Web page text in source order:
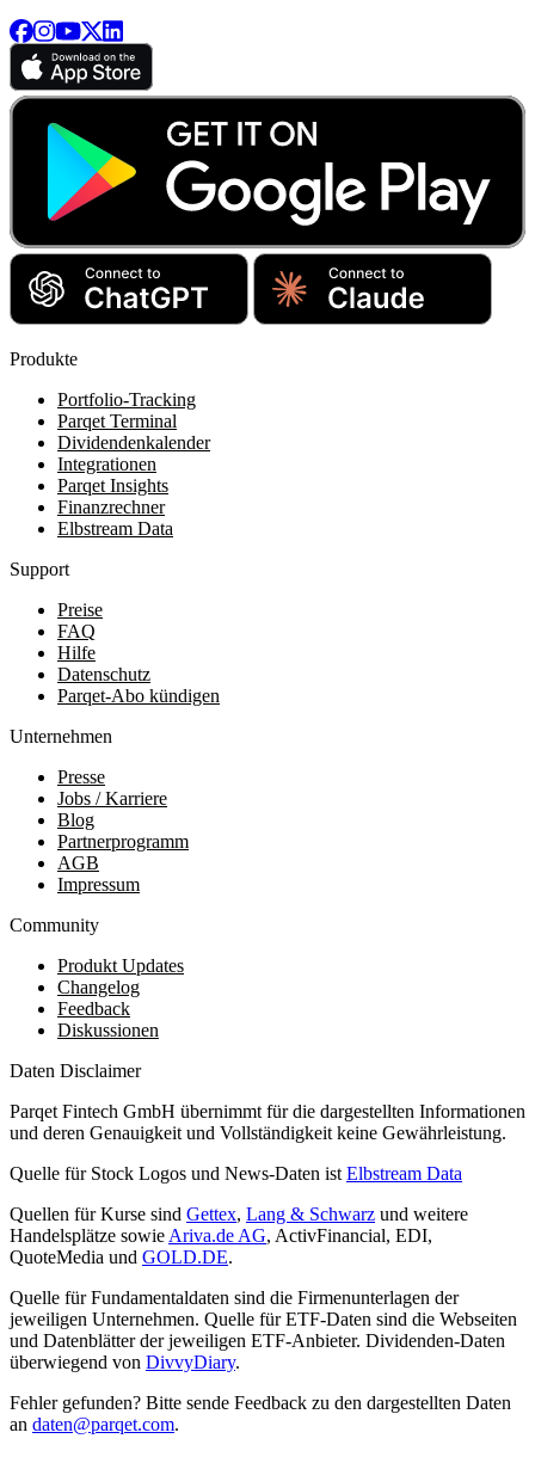
Produkte
Portfolio-Tracking
Parqet Terminal
Dividendenkalender
Integrationen
Parqet Insights
Finanzrechner
Elbstream Data
Support
Preise
FAQ
Hilfe
Datenschutz
Parqet-Abo kündigen
Unternehmen
Presse
Jobs / Karriere
Blog
Partnerprogramm
AGB
Impressum
Community
Produkt Updates
Changelog
Feedback
Diskussionen
Daten Disclaimer
Parqet Fintech GmbH übernimmt für die dargestellten Informationen
und deren Genauigkeit und Vollständigkeit keine Gewährleistung.
Quelle für Stock Logos und News-Daten ist Elbstream Data
Quellen für Kurse sind Gettex, Lang & Schwarz und weitere
Handelsplätze sowie Ariva.de AG, ActivFinancial, EDI,
QuoteMedia und GOLD.DE.
Quelle für Fundamentaldaten sind die Firmenunterlagen der
jeweiligen Unternehmen. Quelle für ETF-Daten sind die Webseiten
und Datenblätter der jeweiligen ETF-Anbieter. Dividenden-Daten
überwiegend von DivvyDiary.
Fehler gefunden? Bitte sende Feedback zu den dargestellten Daten
an daten@parqet.com.